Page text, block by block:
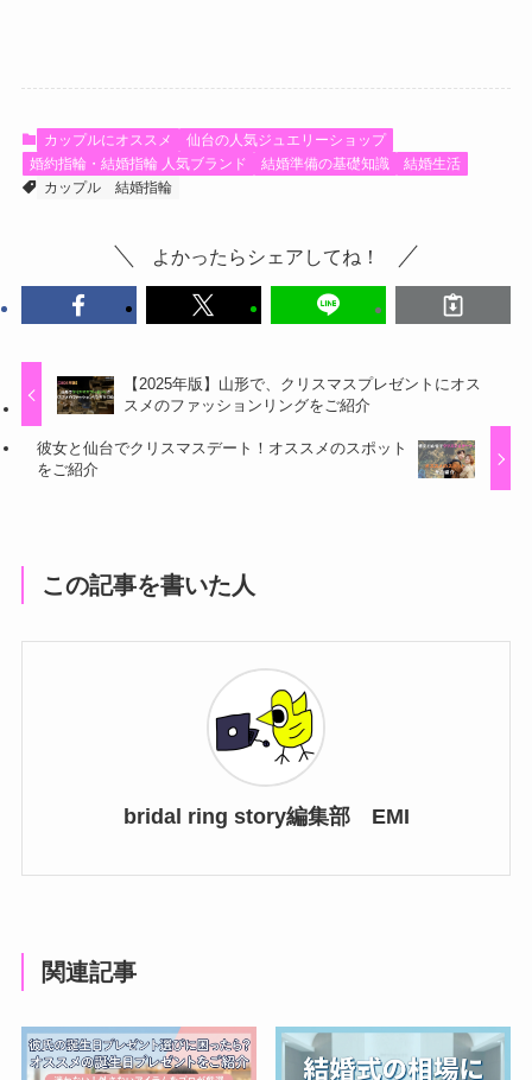
カップルにオススメ
仙台の人気ジュエリーショップ
婚約指輪・結婚指輪 人気ブランド
結婚準備の基礎知識
結婚生活
カップル
結婚指輪
よかったらシェアしてね！
【2025年版】山形で、クリスマスプレゼントにオス
スメのファッションリングをご紹介
彼女と仙台でクリスマスデート！オススメのスポット
をご紹介
この記事を書いた人
bridal ring story編集部 EMI
関連記事